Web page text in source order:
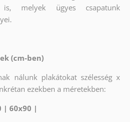
melyek ügyes csapatunk
(cm-ben)
nálunk plakátokat szélesség x
ezekben a méretekben:
| 60x90 |